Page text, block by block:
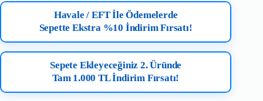
Havale / EFT İle Ödemelerde
Sepette Ekstra %10 İndirim Fırsatı!
Sepete Ekleyeceğiniz 2. Üründe
Tam 1.000 TL İndirim Fırsatı!